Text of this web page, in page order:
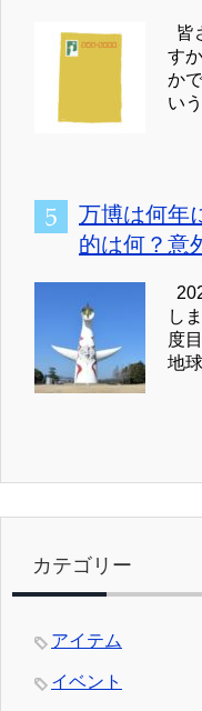
皆
す
か
い
万博は何年
的は何？意
し
度
地
カテゴリー
アイテム
イベント